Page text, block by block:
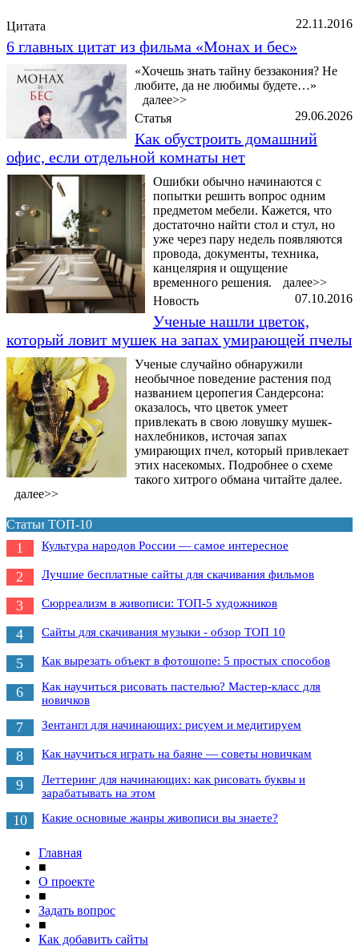
22.11.2016
Цитата
6 главных цитат из фильма «Монах и бес»
«Хочешь знать тайну беззакония? Не
любите, да не любимы будете…»
далее>>
29.06.2026
Статья
Как обустроить домашний
офис, если отдельной комнаты нет
Ошибки обычно начинаются с
попытки решить вопрос одним
предметом мебели. Кажется, что
достаточно найти стол и стул, но
уже через пару недель появляются
провода, документы, техника,
канцелярия и ощущение
временного решения.
далее>>
07.10.2016
Новость
Ученые нашли цветок,
который ловит мушек на запах умирающей пчелы
Ученые случайно обнаружили
необычное поведение растения под
названием церопегия Сандерсона:
оказалось, что цветок умеет
привлекать в свою ловушку мушек-
нахлебников, источая запах
умирающих пчел, который привлекает
этих насекомых. Подробнее о схеме
такого хитрого обмана читайте далее.
далее>>
Статьи ТОП-10
1 Культура народов России — самое интересное
2 Лучшие бесплатные сайты для скачивания фильмов
3 Сюрреализм в живописи: ТОП-5 художников
4 Сайты для скачивания музыки - обзор ТОП 10
5 Как вырезать объект в фотошопе: 5 простых способов
6
Как научиться рисовать пастелью? Мастер-класс для
новичков
7 Зентангл для начинающих: рисуем и медитируем
8 Как научиться играть на баяне — советы новичкам
9
Леттеринг для начинающих: как рисовать буквы и
зарабатывать на этом
10 Какие основные жанры живописи вы знаете?
Главная
■
О проекте
■
Задать вопрос
■
Как добавить сайты